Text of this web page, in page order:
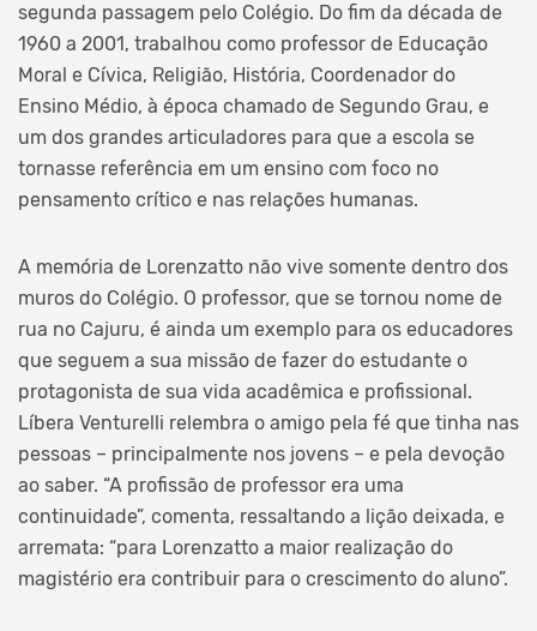
segunda passagem pelo Colégio. Do fim da década de
1960 a 2001, trabalhou como professor de Educação
Moral e Cívica, Religião, História, Coordenador do
Ensino Médio, à época chamado de Segundo Grau, e
um dos grandes articuladores para que a escola se
tornasse referência em um ensino com foco no
pensamento crítico e nas relações humanas.
A memória de Lorenzatto não vive somente dentro dos
muros do Colégio. O professor, que se tornou nome de
rua no Cajuru, é ainda um exemplo para os educadores
que seguem a sua missão de fazer do estudante o
protagonista de sua vida acadêmica e profissional.
Líbera Venturelli relembra o amigo pela fé que tinha nas
pessoas – principalmente nos jovens – e pela devoção
ao saber. “A profissão de professor era uma
continuidade”, comenta, ressaltando a lição deixada, e
arremata: “para Lorenzatto a maior realização do
magistério era contribuir para o crescimento do aluno”.